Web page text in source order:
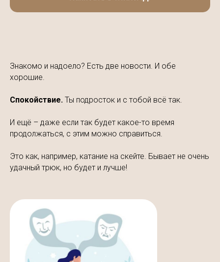
Знакомо и надоело? Есть две новости. И обе
хорошие.
Спокойствие. Ты подросток и с тобой всё так.
И ещё – даже если так будет какое-то время
продолжаться, с этим можно справиться.
Это как, например, катание на скейте. Бывает не очень
удачный трюк, но будет и лучше!